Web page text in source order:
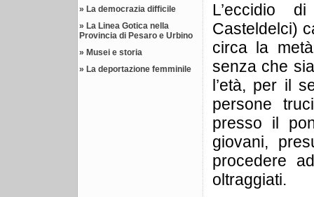
» La democrazia difficile
» La Linea Gotica nella
Provincia di Pesaro e Urbino
» Musei e storia
» La deportazione femminile
L’eccidio
Casteldelci)
circa la
senza che
l’età, per il
persone
presso il
giovani,
procedere
oltraggiati.